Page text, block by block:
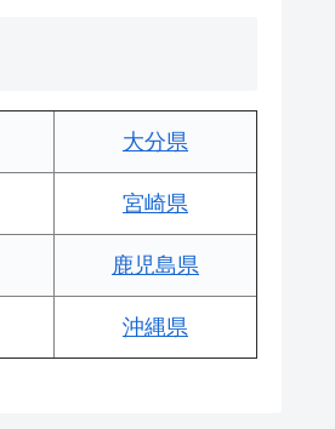
大分県
宮崎県
鹿児島県
沖縄県